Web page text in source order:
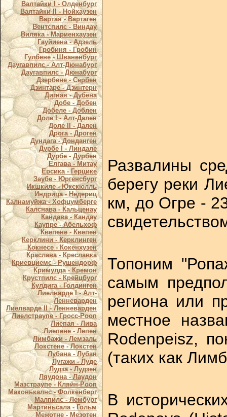
Валтайки I - Олденбург
Валтайки II - Нойхаузен
Вартая - Вартаген
Вентспилс - Виндау
Виляка - Мариенхаузен
Гауйиена - Адзель
Гробиня - Гробин
Гулбене - Шваненбург
Даугавпилс - Алт-Дюнабург
Даугавпилс - Дюнабург
Дзербене - Сербен
Дзинтаре - Дзинтерн
Дигная - Дубена
Добе - Добен
Добеле - Доблен
Доле I - Алт-Дален
Доле II - Дален
Дрога - Дроген
Дундага - Донданген
Дурбе I - Линдале
Дурбе - Дурбен
Елгава - Митау
Ерсика - Герцике
Заубе - Юргенсбург
Икшкиле - Юкскюлль
Индрица - Недериц
Калнамуйжа - Хофцумберге
Калснава - Кальценау
Кандава - Кандау
Каупре - Абельхоф
Квепене - Квепен
Керклини - Керклинген
Кокнесе - Кокенхузен
Краслава - Креславка
Криевциемс - Рушендорф
Кримулда - Кремон
Крустпилс - Крейцбург
Кулдига - Голдинген
Лиелварде I - Алт-
Ленневарден
Лиелварде II - Ленневарден
Лиелстраупе - Гросс-Рооп
Лиепая - Лива
Лиепене - Лепен
Лимбажи - Лемзаль
Локстене - Локстен
Лубана - Лубан
Лугажи - Луде
Лудза - Лудзен
Ляудона - Лаудон
Мазстраупе - Кляйн-Рооп
Маконькалнс - Фолкенберг
Малпилс - Лембург
Мартиньсала - Гольм
Межотне - Мезотен
Развалины
берегу реки
км, до Огре -
Топоним
самым
региона или
местное
Rodenpeisz,
(таких как
В